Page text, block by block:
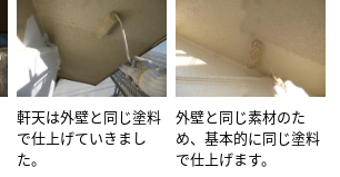
軒天は外壁と同じ塗料
で仕上げていきまし
た。
外壁と同じ素材のた
め、基本的に同じ塗料
で仕上げます。